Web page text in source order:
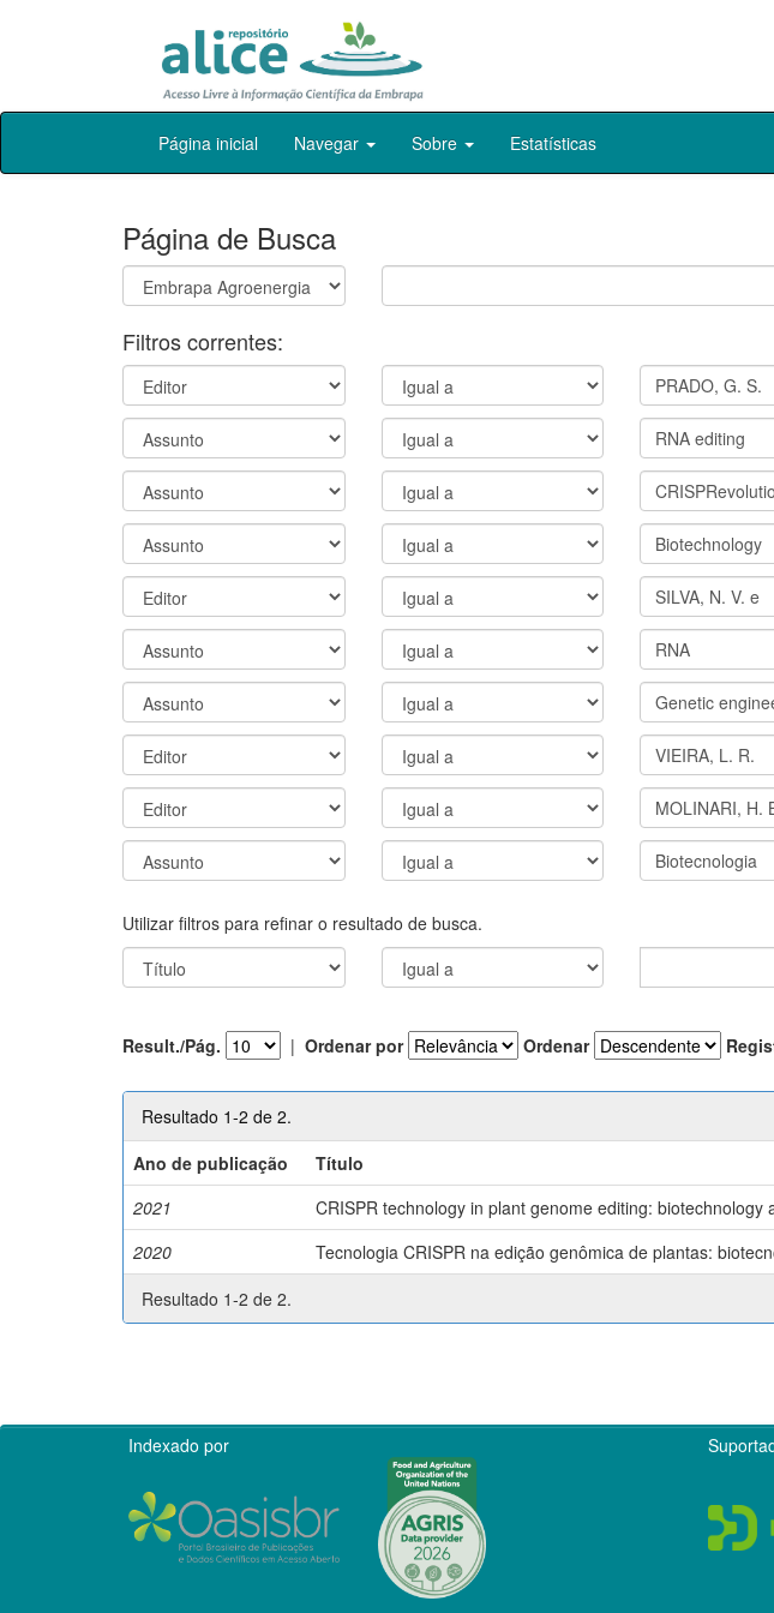
Skip
Página inicial Navegar Sobre Estatísticas
Página de Busca
Filtros correntes:
Utilizar filtros para refinar o resultado de busca.
Result./Pág. | Ordenar por Ordenar
Resultado 1-2 de 2.
Ano de publicação
Título
2021
CRISPR technology in plant genome editing: biotechnology
2020
Tecnologia CRISPR na edição genômica de plantas:
Resultado 1-2 de 2.
Indexado por